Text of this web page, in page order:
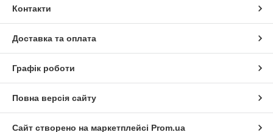
Контакти
Доставка та оплата
Графік роботи
Повна версія сайту
Сайт створено на маркетплейсі Prom.ua